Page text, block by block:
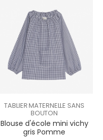
TABLIER MATERNELLE SANS
BOUTON
Blouse d'école mini vichy
gris Pomme